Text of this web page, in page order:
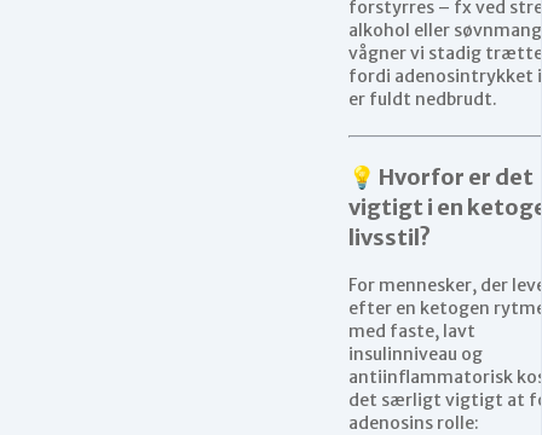
forstyrres – fx ved
alkohol eller
vågner vi stadig
fordi adenosintrykket
er fuldt nedbrudt.
💡 Hvorfor er det
vigtigt i en
livsstil?
For mennesker, der
efter en ketogen
med faste, lavt
insulinniveau og
antiinflammatorisk
det særligt vigtigt at
adenosins rolle: